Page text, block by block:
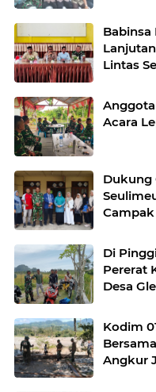
Babinsa
Lintas
Acara
Dukung
Di
Pererat
Desa
Kodim
Angkur